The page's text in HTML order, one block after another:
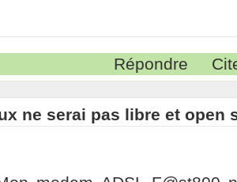
Répondre
ne serai pas libre et open